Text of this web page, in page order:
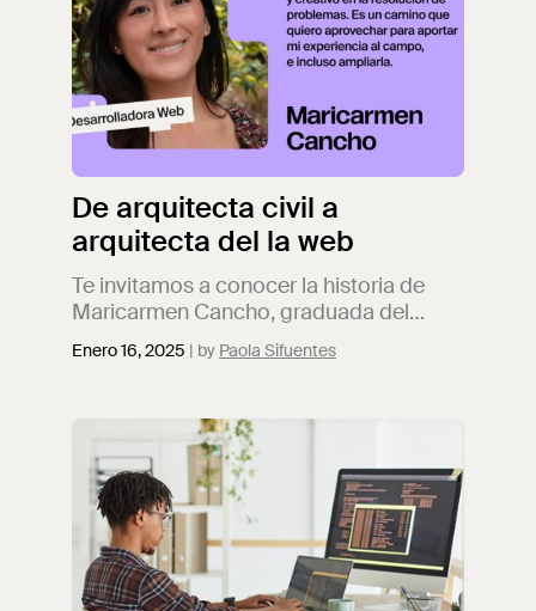
De arquitecta civil a
arquitecta del la web
Te invitamos a conocer la historia de
Maricarmen Cancho, graduada del
bootcamp de Web Developer, y quien
decidió cambiar totalmente el rumbo de
Enero 16, 2025 Paola Sifuentes